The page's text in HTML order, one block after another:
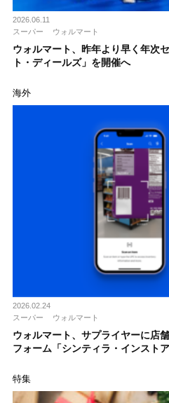
2026.06.11
スーパー
ウォルマート
ウォルマート、昨年より早く年次
ト・ディールズ」を開催へ
海外
2026.02.24
スーパー
ウォルマート
ウォルマート、サプライヤーに店
フォーム「シンティラ・インスト
特集